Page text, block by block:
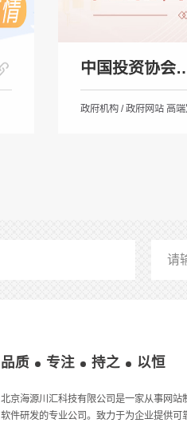
中国投资协会
政府机构 / 政府网站 高端
品质 专注 持之 以恒
北京海源川汇科技有限公司是一家从事网站
软件研发的专业公司。致力于为企业提供可